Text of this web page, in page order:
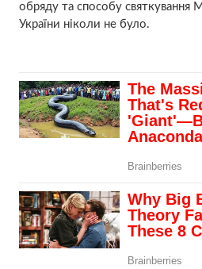
обряду та способу святкування
України ніколи не було.